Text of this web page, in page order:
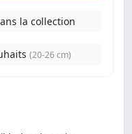
la collection
(20-26 cm)